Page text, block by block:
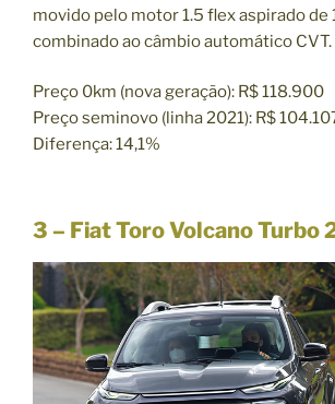
movido pelo motor 1.5 flex aspirado de
combinado ao câmbio automático CVT.
Preço 0km (nova geração): R$ 118.900
Preço seminovo (linha 2021): R$
Diferença: 14,1%
3 – Fiat Toro Volcano Turbo